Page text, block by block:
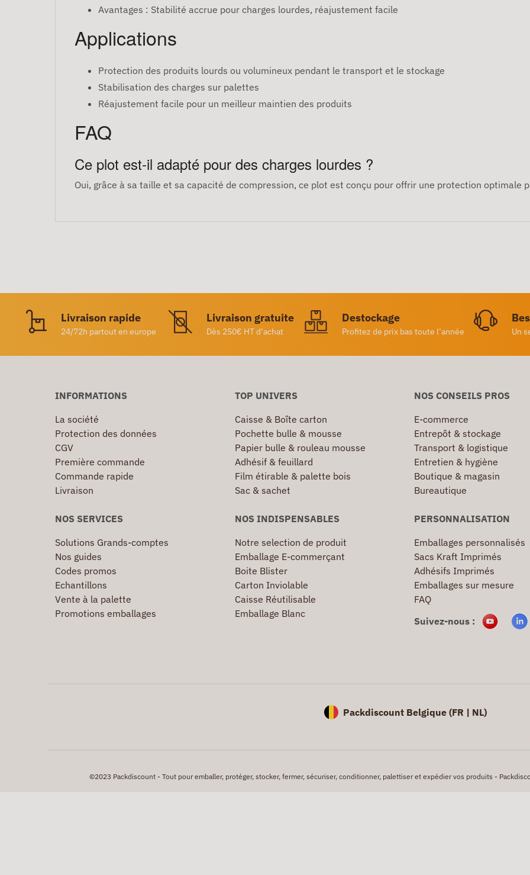
Avantages : Stabilité accrue pour charges lourdes, réajustement facile
Applications
Protection des produits lourds ou volumineux pendant le transport et le stockage
Stabilisation des charges sur palettes
Réajustement facile pour un meilleur maintien des produits
FAQ
Ce plot est-il adapté pour des charges lourdes ?
Oui, grâce à sa taille et sa capacité de compression, ce plot est conçu pour offrir une protection optimale
Livraison rapide
24/72h partout en europe
Livraison gratuite
Dès 250€ HT d’achat
Destockage
Profitez de prix bas toute l’année Un
INFORMATIONS
La société
Protection des données
CGV
Première commande
Commande rapide
Livraison
TOP UNIVERS
Caisse & Boîte carton
Pochette bulle & mousse
Papier bulle & rouleau mousse
Adhésif & feuillard
Film étirable & palette bois
Sac & sachet
NOS CONSEILS PROS
E-commerce
Entrepôt & stockage
Transport & logistique
Entretien & hygiène
Boutique & magasin
Bureautique
NOS SERVICES
Solutions Grands-comptes
Nos guides
Codes promos
Echantillons
Vente à la palette
Promotions emballages
NOS INDISPENSABLES
Notre selection de produit
Emballage E-commerçant
Boite Blister
Carton Inviolable
Caisse Réutilisable
Emballage Blanc
PERSONNALISATION
Emballages personnalisés
Sacs Kraft Imprimés
Adhésifs Imprimés
Emballages sur mesure
FAQ
Suivez-nous :
Packdiscount Belgique (FR | NL)
©2023 Packdiscount - Tout pour emballer, protéger, stocker, fermer, sécuriser, conditionner, palettiser et expédier vos produits -